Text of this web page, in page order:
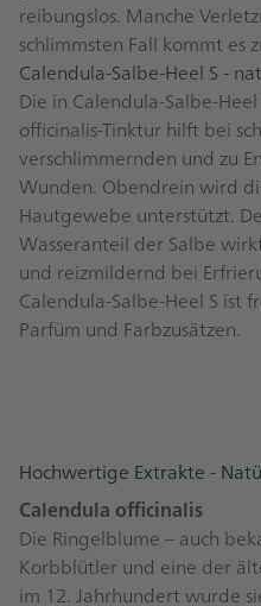
reibungslos. Manche
schlimmsten Fall kommt es
Calendula-Salbe-Heel S -
Die in Calendula-Salbe-
officinalis-Tinktur hilft bei
verschlimmernden und zu
Wunden. Obendrein wird
Hautgewebe unterstützt.
Wasseranteil der Salbe
und reizmildernd bei
Calendula-Salbe-Heel S ist
Parfüm und Farbzusätzen.
Hochwertige Extrakte -
Calendula officinalis
Die Ringelblume – auch
Korbblütler und eine der
im 12. Jahrhundert wurde